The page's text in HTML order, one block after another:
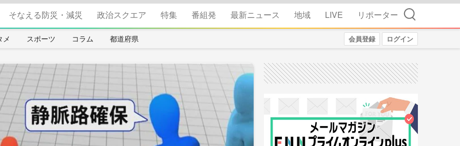
そなえる防災・減災 政治スクエア 特集 番組発 最新ニュース 地域 LIVE リポーター 検索
メ スポーツ コラム 都道府県 会員登録 ログイン